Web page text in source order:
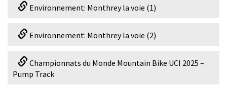
Environnement: Monthrey la voie (1)
Environnement: Monthrey la voie (2)
Championnats du Monde Mountain Bike UCI 2025 –
Pump Track